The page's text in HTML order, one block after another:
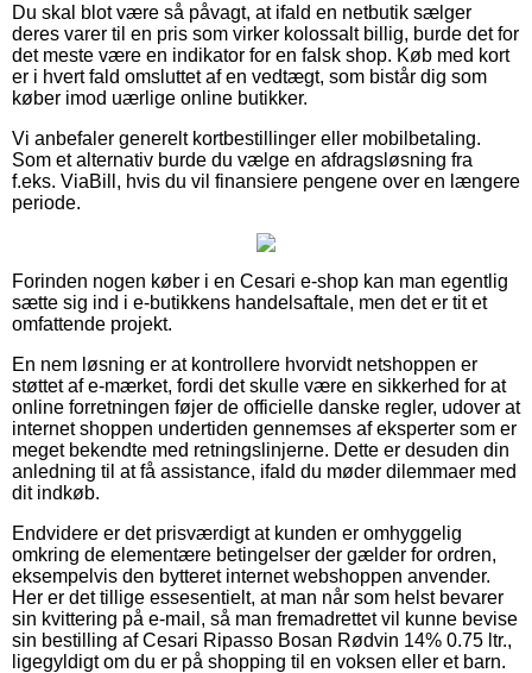
Du skal blot være så påvagt, at ifald en netbutik sælger
deres varer til en pris som virker kolossalt billig, burde det for
det meste være en indikator for en falsk shop. Køb med kort
er i hvert fald omsluttet af en vedtægt, som bistår dig som
køber imod uærlige online butikker.
Vi anbefaler generelt kortbestillinger eller mobilbetaling.
Som et alternativ burde du vælge en afdragsløsning fra
f.eks. ViaBill, hvis du vil finansiere pengene over en længere
periode.
Forinden nogen køber i en Cesari e-shop kan man egentlig
sætte sig ind i e-butikkens handelsaftale, men det er tit et
omfattende projekt.
En nem løsning er at kontrollere hvorvidt netshoppen er
støttet af e-mærket, fordi det skulle være en sikkerhed for at
online forretningen føjer de officielle danske regler, udover at
internet shoppen undertiden gennemses af eksperter som er
meget bekendte med retningslinjerne. Dette er desuden din
anledning til at få assistance, ifald du møder dilemmaer med
dit indkøb.
Endvidere er det prisværdigt at kunden er omhyggelig
omkring de elementære betingelser der gælder for ordren,
eksempelvis den bytteret internet webshoppen anvender.
Her er det tillige essesentielt, at man når som helst bevarer
sin kvittering på e-mail, så man fremadrettet vil kunne bevise
sin bestilling af Cesari Ripasso Bosan Rødvin 14% 0.75 ltr.,
ligegyldigt om du er på shopping til en voksen eller et barn.